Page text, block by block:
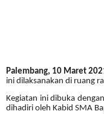
Palembang, 10 Maret
ini dilaksanakan di ruang
Kegiatan ini dibuka
dihadiri oleh Kabid SMA